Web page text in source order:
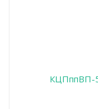
КЦПппВП-